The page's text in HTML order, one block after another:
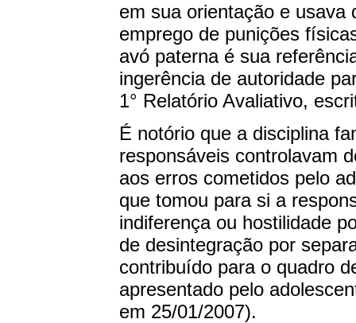
em sua orientação e usava
emprego de punições
avó paterna é sua
ingerência de autoridade
1° Relatório Avaliativo,
É notório que a disciplina
responsáveis controlavam
aos erros cometidos pelo
que tomou para si a
indiferença ou hostilidade
de desintegração por
contribuído para o quadro
apresentado pelo
em 25/01/2007).